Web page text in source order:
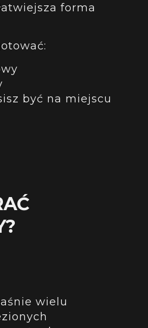
forma
być na miejscu
wielu